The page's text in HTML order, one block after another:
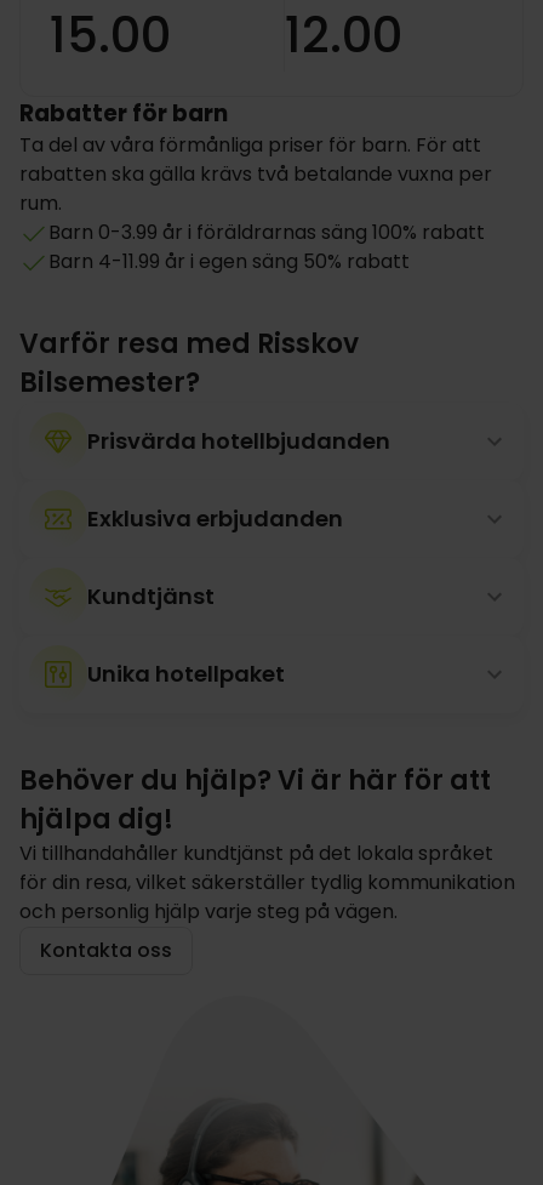
15.00 12.00
Rabatter för barn
Ta del av våra förmånliga priser för barn. För att
rabatten ska gälla krävs två betalande vuxna per
rum.
Barn 0-3.99 år i föräldrarnas säng 100% rabatt
Barn 4-11.99 år i egen säng 50% rabatt
Varför resa med Risskov
Bilsemester?
Prisvärda hotellbjudanden
Exklusiva erbjudanden
Kundtjänst
Unika hotellpaket
Behöver du hjälp? Vi är här för att
hjälpa dig!
Vi tillhandahåller kundtjänst på det lokala språket
för din resa, vilket säkerställer tydlig kommunikation
och personlig hjälp varje steg på vägen.
Kontakta oss